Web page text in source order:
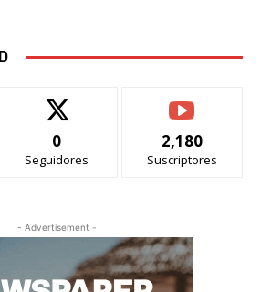
0
Seguidores
2,180
Suscriptores
- Advertisement -